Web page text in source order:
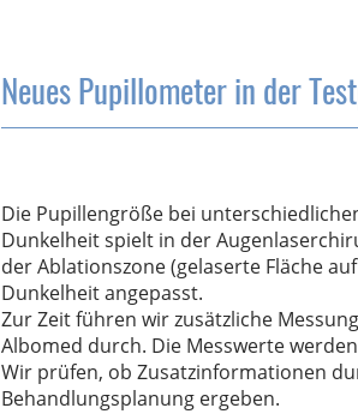
Neues Pupillometer in der
Die Pupillengröße bei
Dunkelheit spielt in der
der Ablationszone (gelaserte Fläche
Dunkelheit angepasst.
Zur Zeit führen wir zusätzliche
Albomed durch. Die Messwerte
Wir prüfen, ob Zusatzinformationen
Behandlungsplanung ergeben.